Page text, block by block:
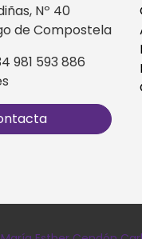
Nº 40
de Compostela
981 593 886